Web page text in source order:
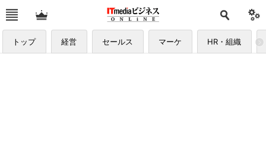
トップ 経営 セールス マーケ HR・組織